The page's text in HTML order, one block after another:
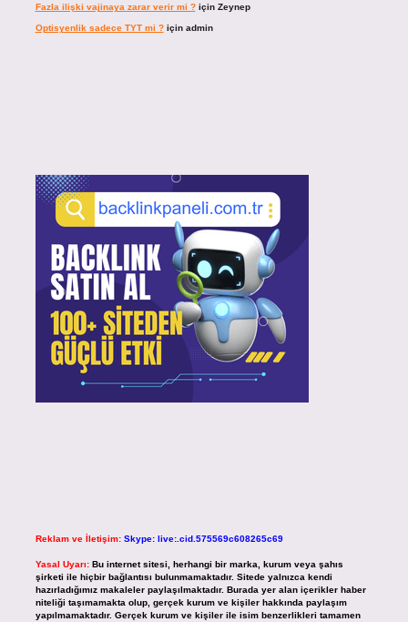
Fazla ilişki vajinaya zarar verir mi ?için Zeynep
Optisyenlik sadece TYT mi ?için admin
Reklam ve İletişim: Skype: live:.cid.575569c608265c69
Yasal Uyarı: Bu internet sitesi, herhangi bir marka, kurum veya şahıs
şirketi ile hiçbir bağlantısı bulunmamaktadır. Sitede yalnızca kendi
hazırladığımız makaleler paylaşılmaktadır. Burada yer alan içerikler haber
niteliği taşımamakta olup, gerçek kurum ve kişiler hakkında paylaşım
yapılmamaktadır. Gerçek kurum ve kişiler ile isim benzerlikleri tamamen